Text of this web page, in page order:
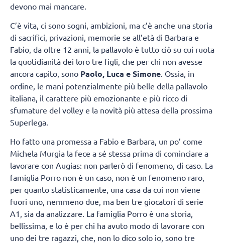
devono mai mancare.
C’è vita, ci sono sogni, ambizioni, ma c’è anche una storia
di sacrifici, privazioni, memorie se all’età di Barbara e
Fabio, da oltre 12 anni, la pallavolo è tutto ciò su cui ruota
la quotidianità dei loro tre figli, che per chi non avesse
ancora capito, sono Paolo, Luca e Simone. Ossia, in
ordine, le mani potenzialmente più belle della pallavolo
italiana, il carattere più emozionante e più ricco di
sfumature del volley e la novità più attesa della prossima
Superlega.
Ho fatto una promessa a Fabio e Barbara, un po’ come
Michela Murgia la fece a sé stessa prima di cominciare a
lavorare con Augias: non parlerò di fenomeno, di caso. La
famiglia Porro non è un caso, non è un fenomeno raro,
per quanto statisticamente, una casa da cui non viene
fuori uno, nemmeno due, ma ben tre giocatori di serie
A1, sia da analizzare. La famiglia Porro è una storia,
bellissima, e lo è per chi ha avuto modo di lavorare con
uno dei tre ragazzi, che, non lo dico solo io, sono tre